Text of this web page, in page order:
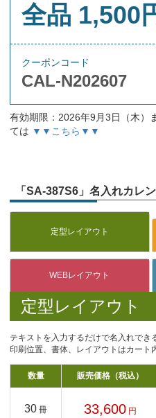
全品 1,500
クーポンコード
CAL-N202607
有効期限：2026年9月3日（木）
ては ▼▼こちら▼▼
「SA-387S6」名入れカレ
定型レイアウト
テキストを入力するだけで名入れでき
印刷位置、書体、レイアウトはカート
数量 販売価格（税込）
30 冊 33,600 円